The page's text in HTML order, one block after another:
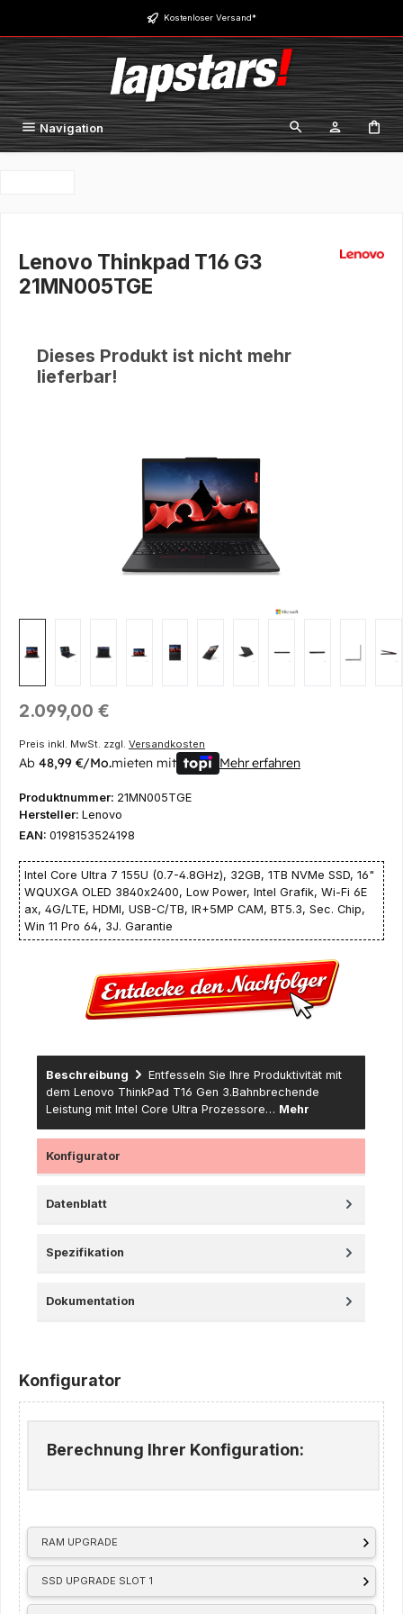
Zum Hauptinhalt springen Kostenloser Versand*
Navigation
Lenovo Thinkpad T16 G3
21MN005TGE
Dieses Produkt ist nicht mehr
lieferbar!
Regulärer Preis:
2.099,00 €
Preis inkl. MwSt. zzgl. Versandkosten
Ab 48,99 €/Mo.mieten mit Mehr erfahren
Produktnummer: 21MN005TGE
Hersteller: Lenovo
EAN: 0198153524198
Intel Core Ultra 7 155U (0.7-4.8GHz), 32GB, 1TB NVMe SSD, 16"
WQUXGA OLED 3840x2400, Low Power, Intel Grafik, Wi-Fi 6E
ax, 4G/LTE, HDMI, USB-C/TB, IR+5MP CAM, BT5.3, Sec. Chip,
Win 11 Pro 64, 3J. Garantie
Beschreibung
Entfesseln Sie Ihre Produktivität mit
dem Lenovo ThinkPad T16 Gen 3.Bahnbrechende
Leistung mit Intel Core Ultra Prozessore… Mehr
Konfigurator
Datenblatt
Spezifikation
Dokumentation
Konfigurator
RAM UPGRADE
SSD UPGRADE SLOT 1
Berechnung Ihrer Konfiguration: